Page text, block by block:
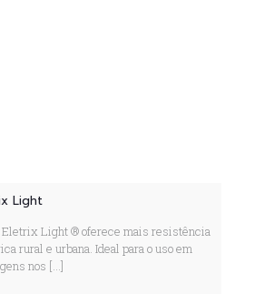
Light
Eletrix Light ® oferece mais resistência
rural e urbana. Ideal para o uso em
nos […]